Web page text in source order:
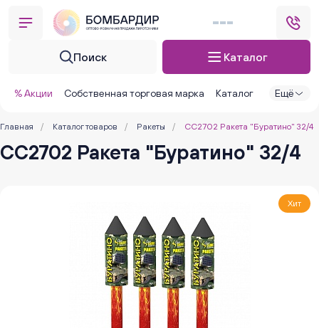
Поиск Каталог
% Акции Собственная торговая марка Каталог Ещё
Главная / Каталог товаров / Ракеты / СС2702 Ракета "Буратино" 32/4
СС2702 Ракета "Буратино" 32/4
Хит